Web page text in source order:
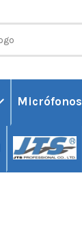
Micrófonos